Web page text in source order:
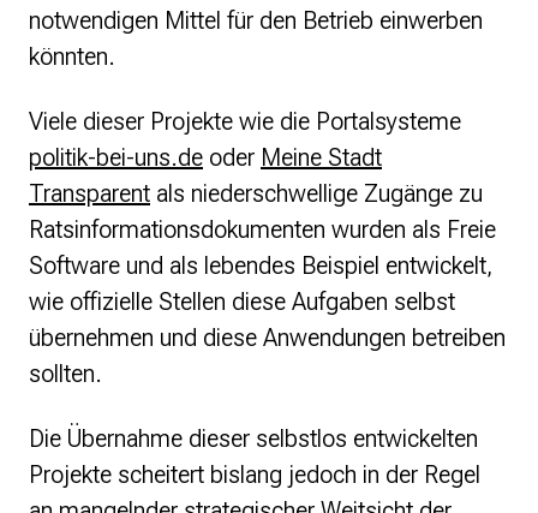
notwendigen Mittel für den Betrieb einwerben
könnten.
Viele dieser Projekte wie die Portalsysteme
politik-bei-uns.de oder Meine Stadt
Transparent als niederschwellige Zugänge zu
Ratsinformationsdokumenten wurden als Freie
Software und als lebendes Beispiel entwickelt,
wie offizielle Stellen diese Aufgaben selbst
übernehmen und diese Anwendungen betreiben
sollten.
Die Übernahme dieser selbstlos entwickelten
Projekte scheitert bislang jedoch in der Regel